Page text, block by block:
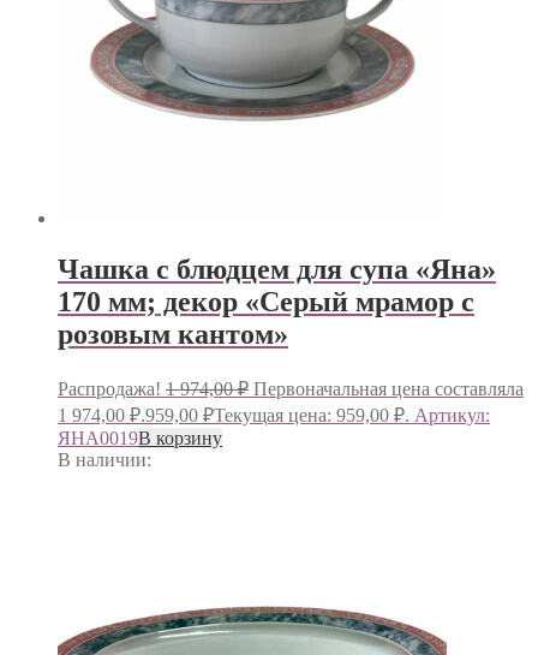
Чашка с блюдцем для супа «Яна»
170 мм; декор «Серый мрамор с
розовым кантом»
Распродажа! 1 974,00₽ Первоначальная цена составляла
1 974,00 ₽.959,00 ₽Текущая цена: 959,00 ₽. Артикул:
ЯНА0019В корзину
В наличии: